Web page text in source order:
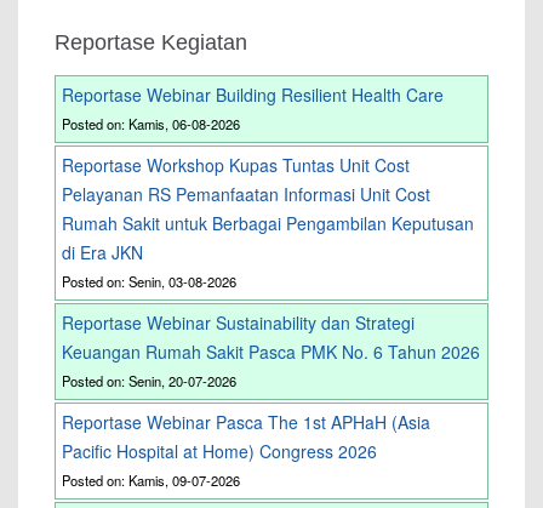
Reportase Kegiatan
Reportase Webinar Building Resilient Health Care
Posted on: Kamis, 06-08-2026
Reportase Workshop Kupas Tuntas Unit Cost
Pelayanan RS Pemanfaatan Informasi Unit Cost
Rumah Sakit untuk Berbagai Pengambilan Keputusan
di Era JKN
Posted on: Senin, 03-08-2026
Reportase Webinar Sustainability dan Strategi
Keuangan Rumah Sakit Pasca PMK No. 6 Tahun 2026
Posted on: Senin, 20-07-2026
Reportase Webinar Pasca The 1st APHaH (Asia
Pacific Hospital at Home) Congress 2026
Posted on: Kamis, 09-07-2026